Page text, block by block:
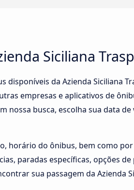
Siciliana
disponíveis da Azienda Siciliana
empresas e aplicativos de
nossa busca, escolha sua data de
horário do ônibus, bem como
paradas específicas, opções
sua passagem da Azienda